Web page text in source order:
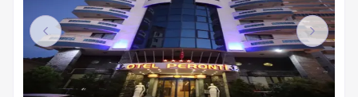
Previous Next